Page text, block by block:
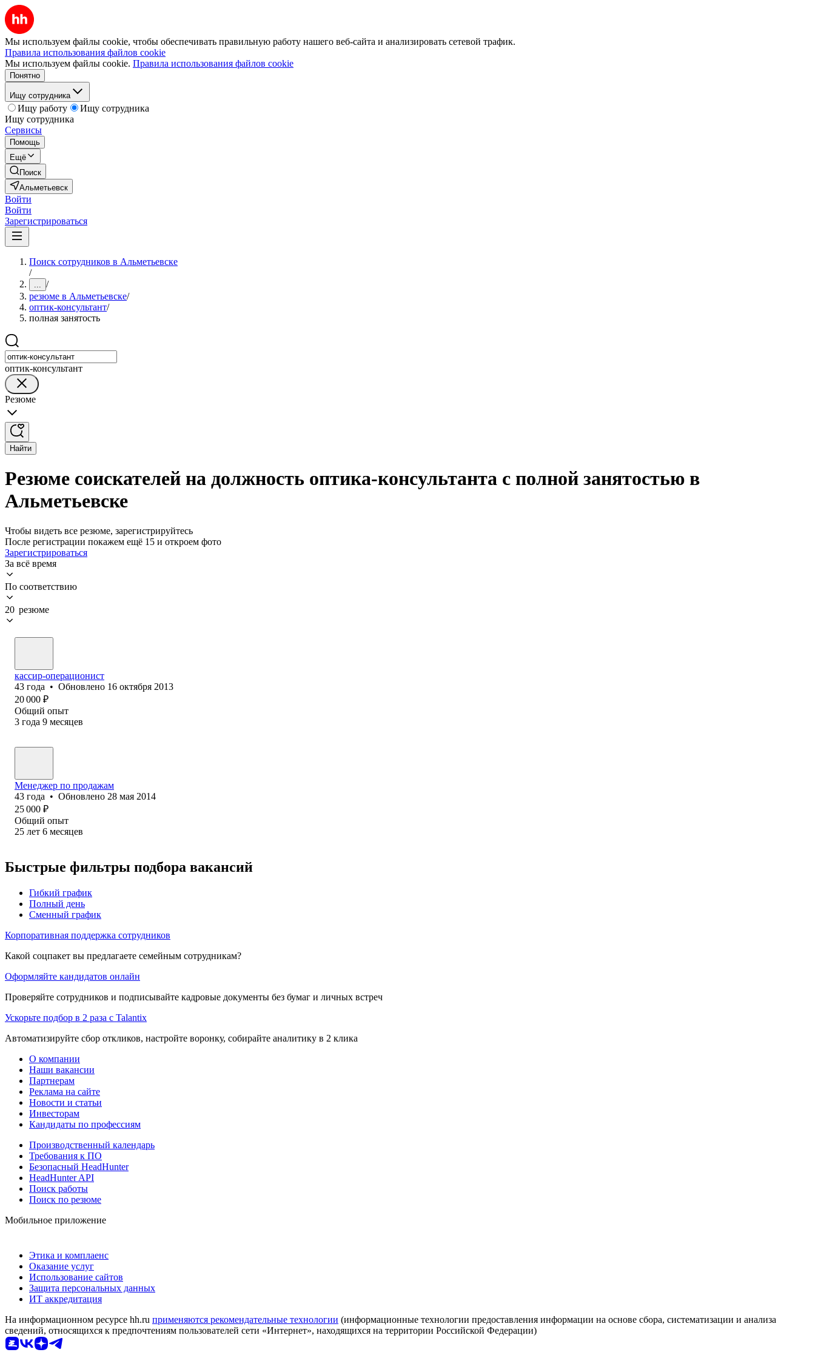
Мы используем файлы cookie, чтобы обеспечивать правильную работу нашего веб-сайта и анализировать сетевой трафик.
Правила использования файлов cookie
Мы используем файлы cookie. Правила использования файлов cookie
Понятно
Ищу сотрудника
Ищу работу
Ищу сотрудника
Ищу сотрудника
Сервисы
Помощь
Ещё
Поиск
Альметьевск
Войти
Войти
Зарегистрироваться
Поиск сотрудников в Альметьевске
/
... /
резюме в Альметьевске/
оптик-консультант/
полная занятость
оптик-консультант
Резюме
Найти
Резюме соискателей на должность оптика-консультанта с полной занятостью в
Альметьевске
Чтобы видеть все резюме, зарегистрируйтесь
После регистрации покажем ещё 15 и откроем фото
Зарегистрироваться
За всё время
По соответствию
20 резюме
кассир-операционист
43 года • Обновлено 16 октября 2013
20 000 ₽
Общий опыт
3 года 9 месяцев
Менеджер по продажам
43 года • Обновлено 28 мая 2014
25 000 ₽
Общий опыт
25 лет 6 месяцев
Быстрые фильтры подбора вакансий
Гибкий график
Полный день
Сменный график
Корпоративная поддержка сотрудников
Какой соцпакет вы предлагаете семейным сотрудникам?
Оформляйте кандидатов онлайн
Проверяйте сотрудников и подписывайте кадровые документы без бумаг и личных встреч
Ускорьте подбор в 2 раза с Talantix
Автоматизируйте сбор откликов, настройте воронку, собирайте аналитику в 2 клика
О компании
Наши вакансии
Партнерам
Реклама на сайте
Новости и статьи
Инвесторам
Кандидаты по профессиям
Производственный календарь
Требования к ПО
Безопасный HeadHunter
HeadHunter API
Поиск работы
Поиск по резюме
Мобильное приложение
Этика и комплаенс
Оказание услуг
Использование сайтов
Защита персональных данных
ИТ аккредитация
На информационном ресурсе hh.ru применяются рекомендательные технологии (информационные технологии предоставления информации на основе сбора, систематизации и анализа
сведений, относящихся к предпочтениям пользователей сети «Интернет», находящихся на территории Российской Федерации)